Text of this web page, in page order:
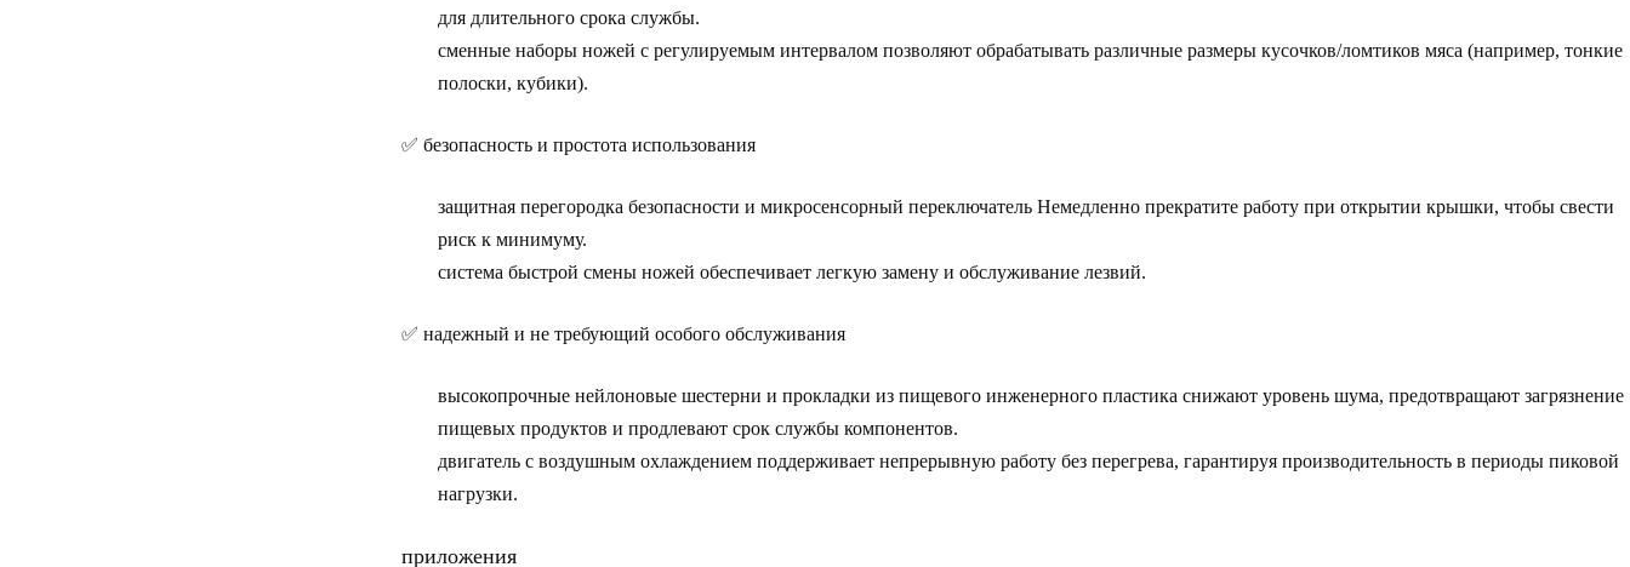
для длительного срока службы.
сменные наборы ножей с регулируемым интервалом позволяют обрабатывать различные размеры кусочков/ломтиков мяса (например, тонкие
полоски, кубики).
✅ безопасность и простота использования
защитная перегородка безопасности и микросенсорный переключательНемедленно прекратите работу при открытии крышки, чтобы свести
риск к минимуму.
система быстрой смены ножей обеспечивает легкую замену и обслуживание лезвий.
✅ надежный и не требующий особого обслуживания
высокопрочные нейлоновые шестерни и прокладки из пищевого инженерного пластика снижают уровень шума, предотвращают загрязнение
пищевых продуктов и продлевают срок службы компонентов.
двигатель с воздушным охлаждениемподдерживает непрерывную работу без перегрева, гарантируя производительность в периоды пиковой
нагрузки.
приложения